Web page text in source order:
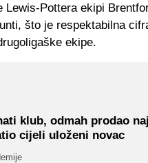
Lewis-Pottera ekipi
što je respektabilna
ekipe.
klub, odmah prodao
cijeli uloženi novac